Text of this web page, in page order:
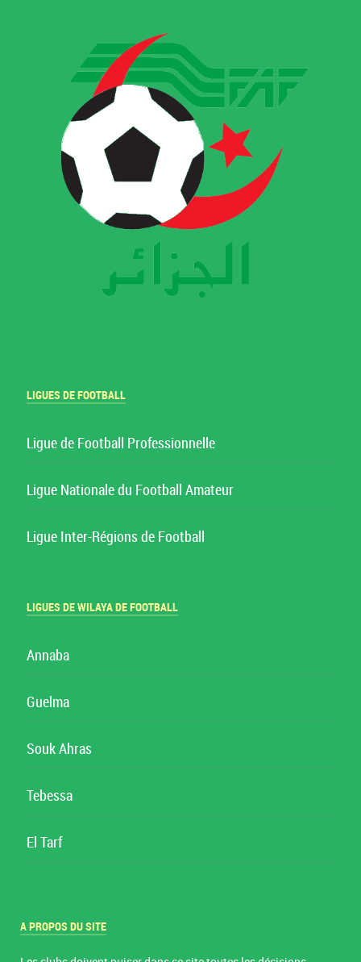
LIGUES DE FOOTBALL
Ligue de Football Professionnelle
Ligue Nationale du Football Amateur
Ligue Inter-Régions de Football
LIGUES DE WILAYA DE FOOTBALL
Annaba
Guelma
Souk Ahras
Tebessa
El Tarf
A PROPOS DU SITE